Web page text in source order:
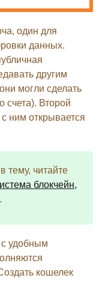
один для
данных.
другим
могли сделать
счета). Второй
ним открывается
тему, читайте
блокчейн,
.
удобным
кошелек